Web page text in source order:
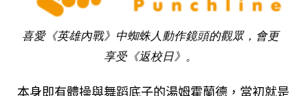
喜愛《英雄內戰》中蜘蛛人動作鏡頭的觀眾，會更
享受《返校日》。
本身即有體操與舞蹈底子的湯姆霍蘭德，當初就是